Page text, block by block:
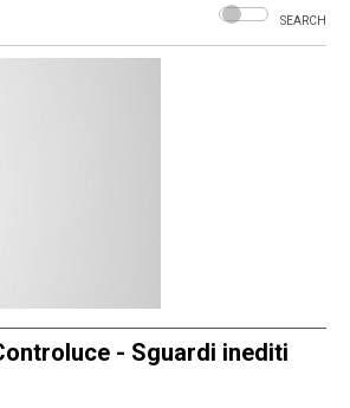
SEARCH
- Sguardi inediti